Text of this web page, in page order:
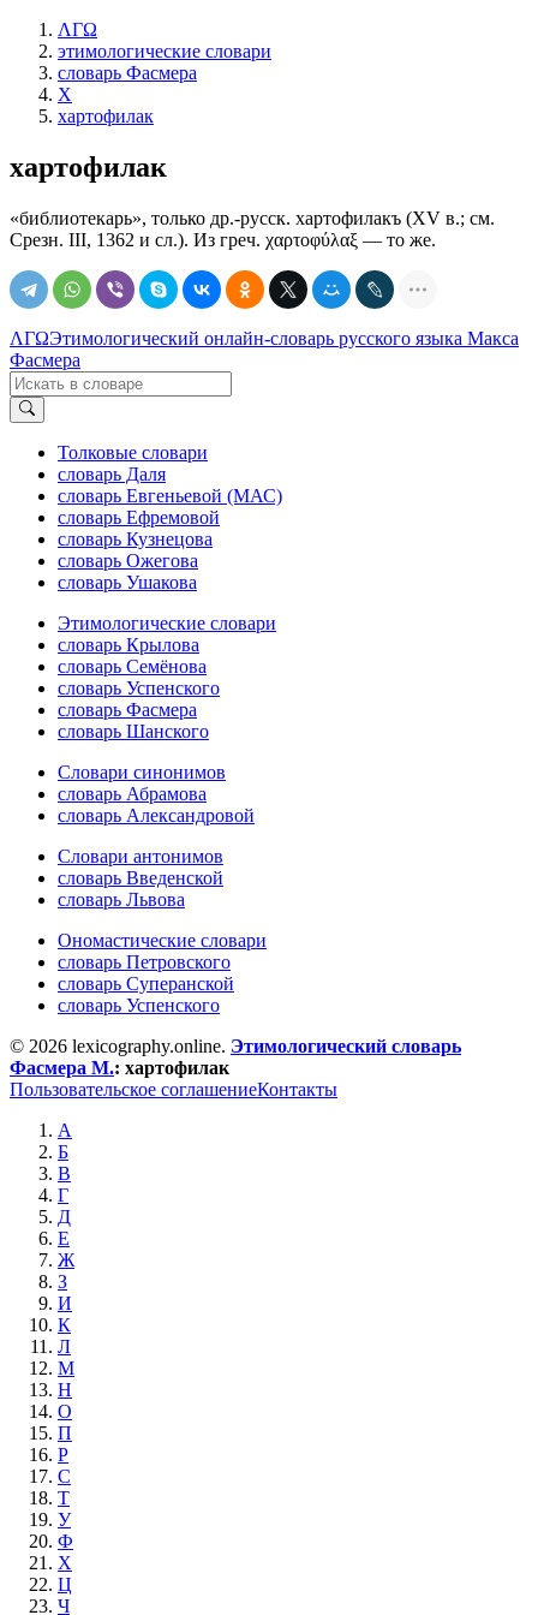
ΛΓΩ
этимологические словари
словарь Фасмера
Х
хартофилак
хартофилак
«библиотекарь», только др.-русск. хартофилакъ (ХV в.; см.
Срезн. III, 1362 и сл.). Из греч. χαρτοφύλαξ — то же.
ΛΓΩЭтимологический онлайн-словарь русского языка Макса
Фасмера
Толковые словари
словарь Даля
словарь Евгеньевой (МАС)
словарь Ефремовой
словарь Кузнецова
словарь Ожегова
словарь Ушакова
Этимологические словари
словарь Крылова
словарь Семёнова
словарь Успенского
словарь Фасмера
словарь Шанского
Словари синонимов
словарь Абрамова
словарь Александровой
Словари антонимов
словарь Введенской
словарь Львова
Ономастические словари
словарь Петровского
словарь Суперанской
словарь Успенского
© 2026 lexicography.online. Этимологический словарь
Фасмера М.: хартофилак
Пользовательское соглашениеКонтакты
А
Б
В
Г
Д
Е
Ж
З
И
К
Л
М
Н
О
П
Р
С
Т
У
Ф
Х
Ц
Ч